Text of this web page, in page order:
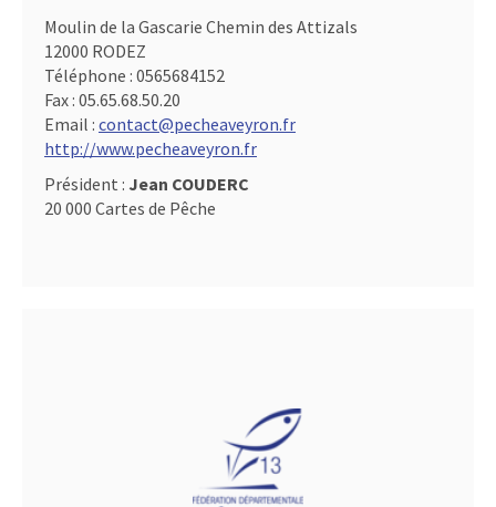
Moulin de la Gascarie Chemin des Attizals
12000 RODEZ
Téléphone : 0565684152
Fax : 05.65.68.50.20
Email : contact@pecheaveyron.fr
http://www.pecheaveyron.fr
Président : Jean COUDERC
20 000 Cartes de Pêche